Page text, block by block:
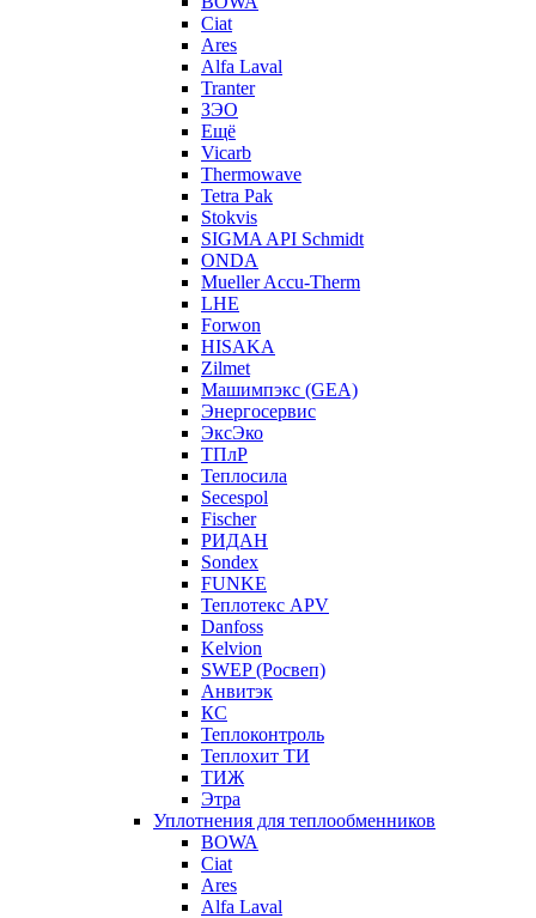
Ciat
Ares
Alfa Laval
Tranter
ЗЭО
Ещё
Vicarb
Thermowave
Tetra Pak
Stokvis
SIGMA API Schmidt
ONDA
Mueller Accu-Therm
LHE
Forwon
HISAKA
Zilmet
Машимпэкс (GEA)
Энергосервис
ЭксЭко
ТПлР
Теплосила
Secespol
Fischer
РИДАН
Sondex
FUNKE
Теплотекс APV
Danfoss
Kelvion
SWEP (Росвеп)
Анвитэк
КС
Теплоконтроль
Теплохит ТИ
ТИЖ
Этра
Уплотнения для теплообменников
BOWA
Ciat
Ares
Alfa Laval